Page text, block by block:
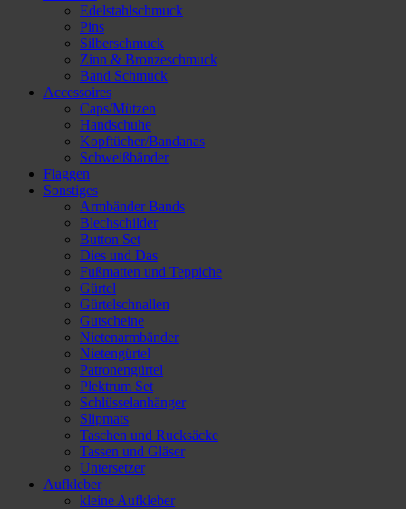
Edelstahlschmuck
Pins
Silberschmuck
Zinn & Bronzeschmuck
Band Schmuck
Accessoires
Caps/Mützen
Handschuhe
Kopftücher/Bandanas
Schweißbänder
Flaggen
Sonstiges
Armbänder Bands
Blechschilder
Button Set
Dies und Das
Fußmatten und Teppiche
Gürtel
Gürtelschnallen
Gutscheine
Nietenarmbänder
Nietengürtel
Patronengürtel
Plektrum Set
Schlüsselanhänger
Slipmats
Taschen und Rucksäcke
Tassen und Gläser
Untersetzer
Aufkleber
kleine Aufkleber